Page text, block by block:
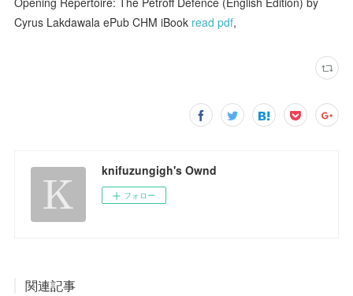
Cyrus Lakdawala ePub CHM iBook read pdf,
knifuzungigh's Ownd
フォロー
関連記事